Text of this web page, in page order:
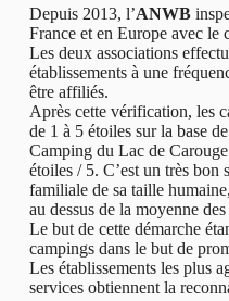
Depuis 2013, l’ANWB
France et en Europe avec le
Les deux associations
établissements à une
être affiliés.
Après cette vérification, les
de 1 à 5 étoiles sur la base
Camping du Lac de
étoiles / 5. C’est un très
familiale de sa taille
au dessus de la moyenne
Le but de cette démarche
campings dans le but de
Les établissements les plus
services obtiennent la